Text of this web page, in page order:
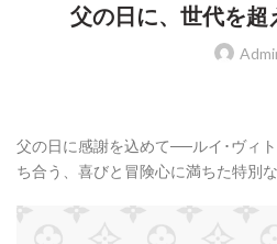
父の日に、世代を超
父の日に感謝を込めて──ルイ･ヴィ
ち合う、喜びと冒険心に満ちた特別な